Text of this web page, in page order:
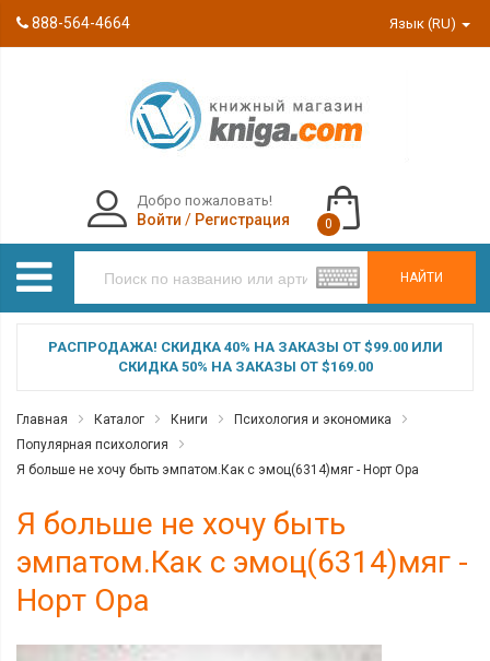
888-564-4664 Язык (RU)
НАЙТИ
Добро пожаловать!
Войти / Регистрация 0
РАСПРОДАЖА! СКИДКА 40% НА ЗАКАЗЫ ОТ $99.00 ИЛИ
СКИДКА 50% НА ЗАКАЗЫ ОТ $169.00
Главная Каталог Книги
Психология и экономика
Популярная психология
Я больше не хочу быть эмпатом.Как с эмоц(6314)мяг - Норт Ора
Я больше не хочу быть
эмпатом.Как с эмоц(6314)мяг -
Норт Ора